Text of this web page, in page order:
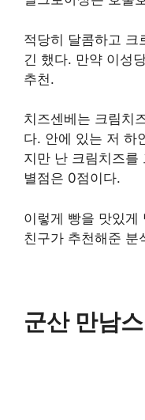
적당히 달콤하고 크
긴 했다. 만약 이성
추천.
치즈센베는 크림치
다. 안에 있는 저 하
지만 난 크림치즈를
별점은 0점이다.
이렇게 빵을 맛있게
친구가 추천해준 분
군산 만남